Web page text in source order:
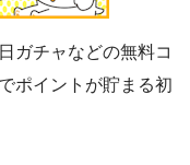
ガチャなどの無料コ
ポイントが貯まる初